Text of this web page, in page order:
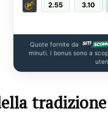
2.55 3.10
Quote fornite da
minuti. I bonus sono a